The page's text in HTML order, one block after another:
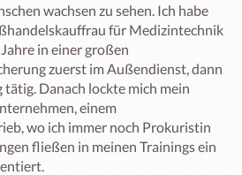
wachsen zu sehen. Ich habe
für Medizintechnik
in einer großen
zuerst im Außendienst, dann
Danach lockte mich mein
einem
wo ich immer noch Prokuristin
fließen in meinen Trainings ein